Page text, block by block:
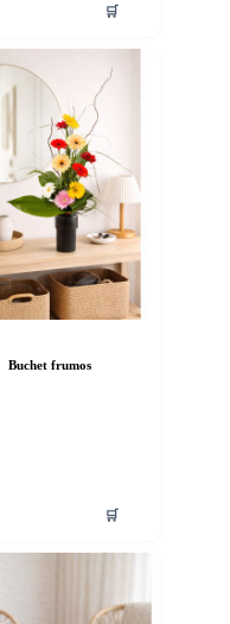
🛒
Buchet frumos
🛒